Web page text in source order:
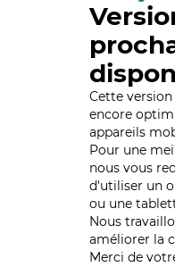
Cette version
encore
appareils
Pour une
nous vous
d'utiliser un
ou une
Nous
améliorer la
Merci de